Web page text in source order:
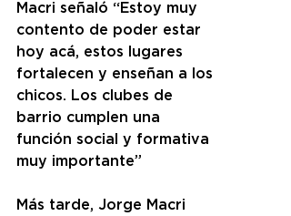
Macri señaló “Estoy muy
contento de poder estar
hoy acá, estos lugares
fortalecen y enseñan a los
chicos. Los clubes de
barrio cumplen una
función social y formativa
muy importante”
Más tarde, Jorge Macri